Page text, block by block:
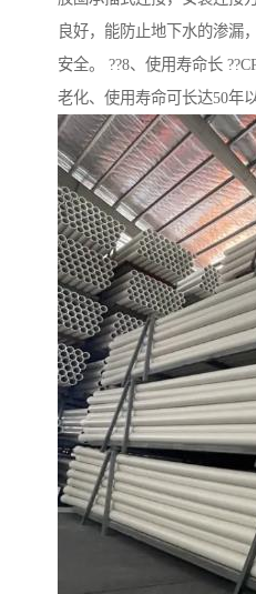
良好，能防止地下水的渗漏
安全。 ??8、使用寿命长
老化、使用寿命可长达50年